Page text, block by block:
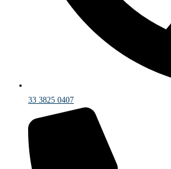
33 3825 0407